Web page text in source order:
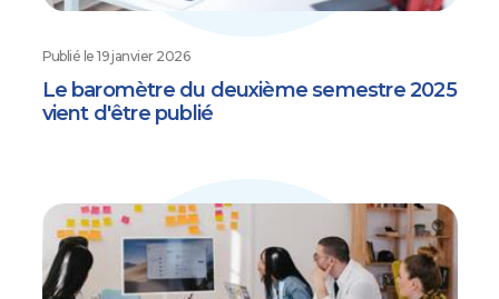
Publié le19 janvier 2026
Le baromètre du deuxième semestre 2025
vient d'être publié